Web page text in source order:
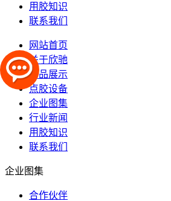
用胶知识
联系我们
网站首页
关于欣驰
产品展示
点胶设备
企业图集
行业新闻
用胶知识
联系我们
企业图集
合作伙伴